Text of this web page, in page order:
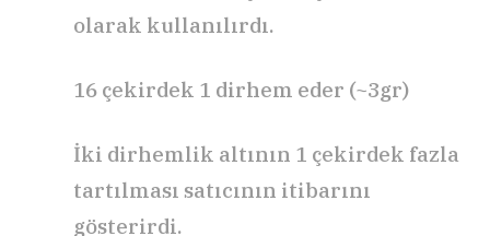
olarak kullanılırdı.
16 çekirdek 1 dirhem eder (~3gr)
İki dirhemlik altının 1 çekirdek fazla
tartılması satıcının itibarını
gösterirdi.